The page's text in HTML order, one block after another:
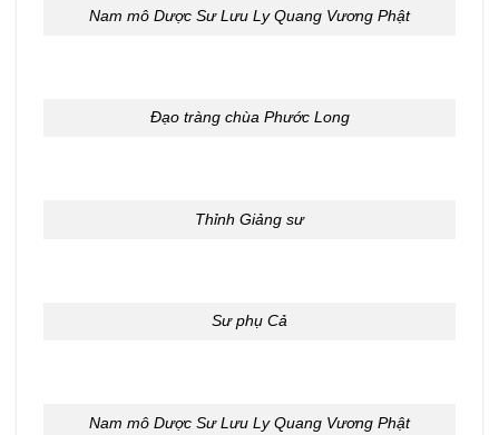
Nam mô Dược Sư Lưu Ly Quang Vương Phật
Đạo tràng chùa Phước Long
Thỉnh Giảng sư
Sư phụ Cả
Nam mô Dược Sư Lưu Ly Quang Vương Phật